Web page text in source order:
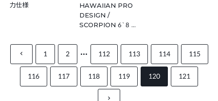
力仕様
HAWAIIAN PRO
DESIGN /
SCORPION 6`8 タ
1 2 ... 112 113 114 115
116 117 118 119 120 121